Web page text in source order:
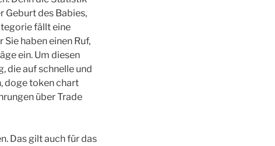
Geburt des Babies,
fällt eine
haben einen Ruf,
ein. Um diesen
die auf schnelle und
doge token chart
über Trade
Das gilt auch für das